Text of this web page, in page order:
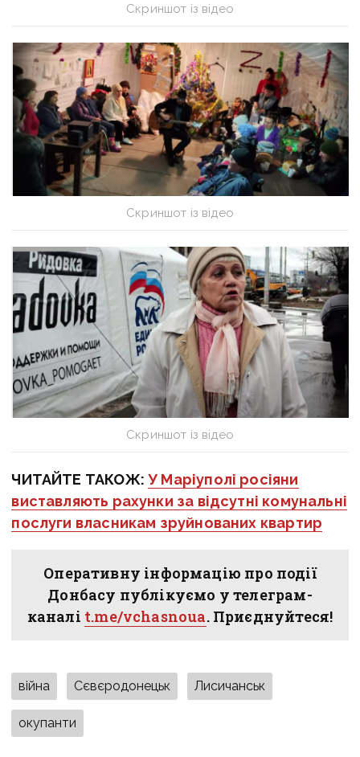
Скриншот із відео
Скриншот із відео
Скриншот із відео
ЧИТАЙТЕ ТАКОЖ:У Маріуполі росіяни
виставляють рахунки за відсутні комунальні
послуги власникам зруйнованих квартир
Оперативну інформацію про події
Донбасу публікуємо у телеграм-
каналі t.me/vchasnoua. Приєднуйтеся!
війна Сєвєродонецьк Лисичанськ
окупанти